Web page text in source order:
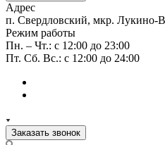
Адрес
п. Свердловский, мкр. Лукино-
Режим работы
Пн. – Чт.: с 12:00 до 23:00
Пт. Сб. Вс.: с 12:00 до 24:00
Заказать звонок